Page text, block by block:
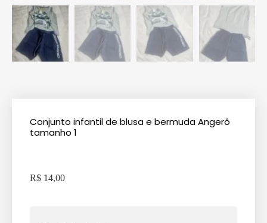
Conjunto infantil de blusa e bermuda Angerô
tamanho 1
R$ 14,00